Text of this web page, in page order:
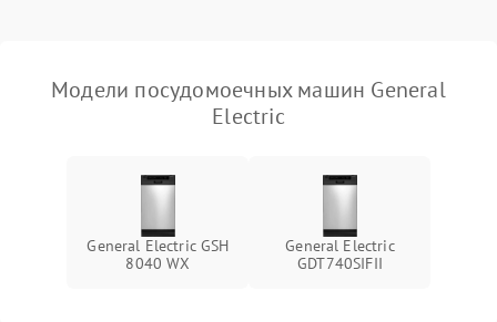
Модели посудомоечных машин General
Electric
General Electric GSH
8040 WX
General Electric
GDT740SIFII